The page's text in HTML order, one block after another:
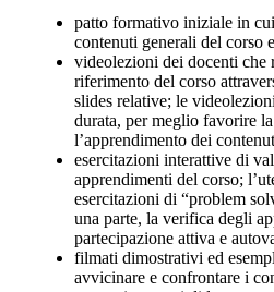
patto formativo iniziale in
contenuti generali del corso
videolezioni dei docenti che
riferimento del corso
slides relative; le
durata, per meglio favorire
l’apprendimento dei
esercitazioni interattive di
apprendimenti del corso;
esercitazioni di “problem
una parte, la verifica degli
partecipazione attiva e
filmati dimostrativi ed
avvicinare e confrontare i